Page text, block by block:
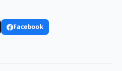
Facebook